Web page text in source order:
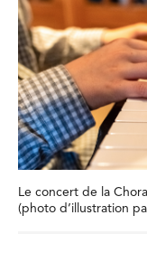
Le concert de la
(photo d’illustration